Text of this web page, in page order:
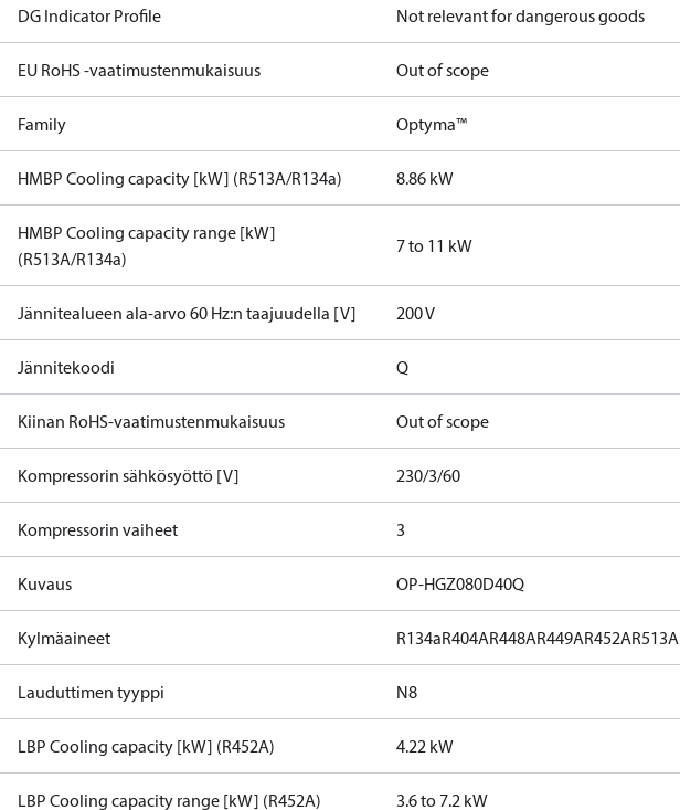
DG Indicator Profile Not relevant for dangerous goods
EU RoHS -vaatimustenmukaisuus Out of scope
Family Optyma™
HMBP Cooling capacity [kW] (R513A/R134a) 8.86 kW
HMBP Cooling capacity range [kW]
(R513A/R134a)
7 to 11 kW
Jännitealueen ala-arvo 60 Hz:n taajuudella [V] 200 V
Jännitekoodi Q
Kiinan RoHS-vaatimustenmukaisuus Out of scope
Kompressorin sähkösyöttö [V] 230/3/60
Kompressorin vaiheet 3
Kuvaus OP-HGZ080D40Q
Kylmäaineet R134aR404AR448AR449AR452AR513A
Lauduttimen tyyppi N8
LBP Cooling capacity [kW] (R452A) 4.22 kW
LBP Cooling capacity range [kW] (R452A) 3.6 to 7.2 kW